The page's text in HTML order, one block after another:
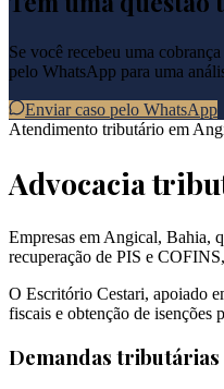
Se você recebeu uma
pelo WhatsApp para uma
Enviar caso pelo WhatsApp
Atendimento tributário em
Advocacia
Empresas em Angical, Bahia,
recuperação de PIS e
O Escritório Cestari, apoiado
fiscais e obtenção de
Demandas